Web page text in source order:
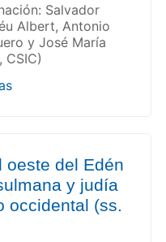
Salvador
Albert, Antonio
y José María
CSIC)
oeste del Edén
y judía
occidental (ss.